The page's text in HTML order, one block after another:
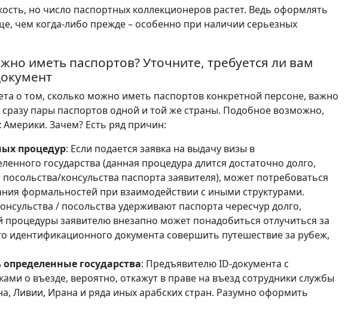
но число паспортных коллекционеров растет. Ведь оформлять
чем когда-либо прежде – особенно при наличии серьезных
иметь паспортов? Уточните, требуется ли вам
о том, сколько можно иметь паспортов конкретной персоне, важно
пары паспортов одной и той же страны. Подобное возможно,
Зачем? Есть ряд причин:
процедур: Если подается заявка на выдачу визы в
государства (данная процедура длится достаточно долго,
консульства паспорта заявителя), может потребоваться
формальностей при взаимодействии с иными структурами.
/ посольства удерживают паспорта чересчур долго,
заявителю внезапно может понадобиться отлучиться за
идентификационного документа совершить путешествие за рубеж,
государства: Предъявителю ID-документа с
о въезде, вероятно, откажут в праве на въезд сотрудники службы
Ливии, Ирана и ряда иных арабских стран. Разумно оформить